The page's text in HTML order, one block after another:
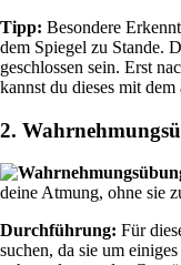
Tipp: Besondere
dem Spiegel zu Stande.
geschlossen sein. Erst
kannst du dieses mit
2.
deine Atmung, ohne sie
Durchführung: Für
suchen, da sie um